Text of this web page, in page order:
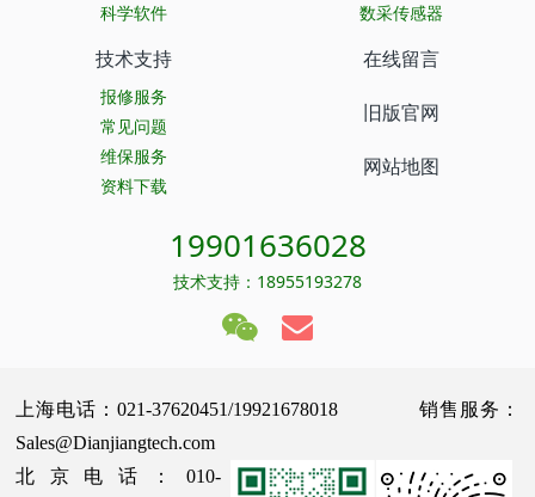
科学软件
数采传感器
技术支持
报修服务
常见问题
维保服务
资料下载
在线留言
旧版官网
网站地图
19901636028
技术支持：18955193278
上海电话：021-37620451/19921678018 销售服务：
Sales@Dianjiangtech.com
北京电话：010-